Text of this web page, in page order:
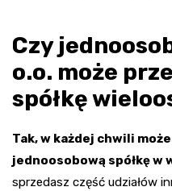
Czy
o.o. może
spółkę
Tak, w każdej chwili
jednoosobową spółkę w
sprzedasz część udziałów